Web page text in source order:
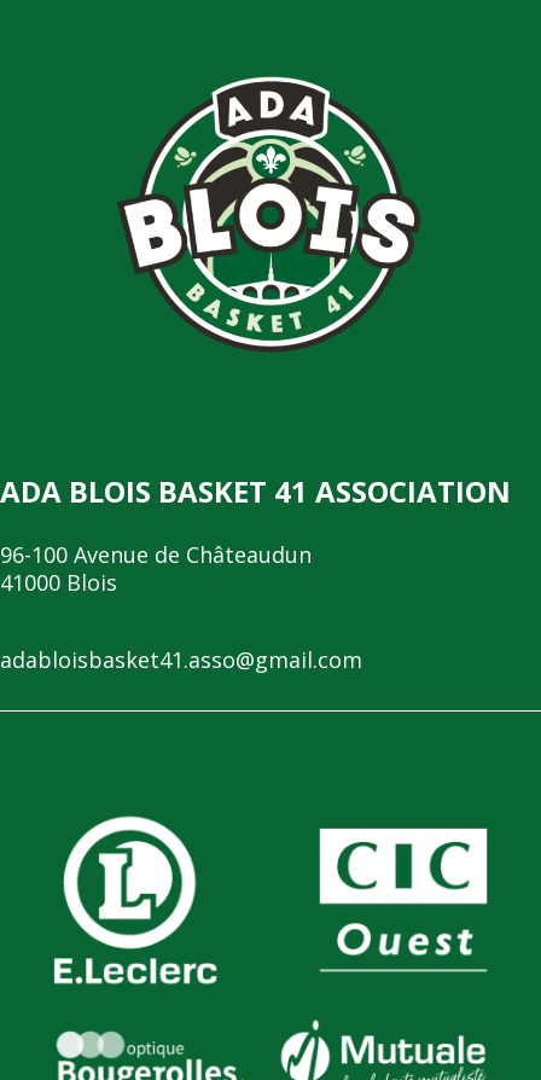
ADA BLOIS BASKET 41 ASSOCIATION
96-100 Avenue de Châteaudun
41000 Blois
adabloisbasket41.asso@gmail.com